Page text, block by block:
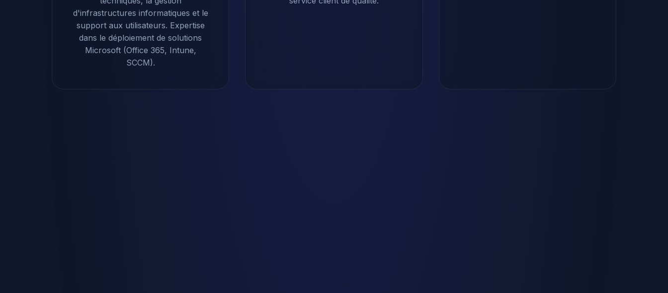
d'infrastructures informatiques et le
support aux utilisateurs. Expertise
dans le déploiement de solutions
Microsoft (Office 365, Intune,
SCCM).